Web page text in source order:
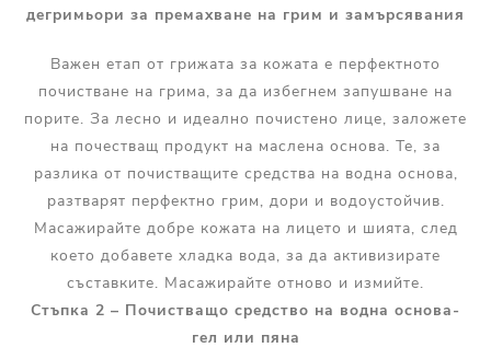
дегримьори за премахване на грим и замърсявания
Важен етап от грижата за кожата е перфектното
почистване на грима, за да избегнем запушване на
порите. За лесно и идеално почистено лице, заложете
на почестващ продукт на маслена основа. Те, за
разлика от почистващите средства на водна основа,
разтварят перфектно грим, дори и водоустойчив.
Масажирайте добре кожата на лицето и шията, след
което добавете хладка вода, за да активизирате
съставките. Масажирайте отново и измийте.
Стъпка 2 – Почистващо средство на водна основа-
гел или пяна